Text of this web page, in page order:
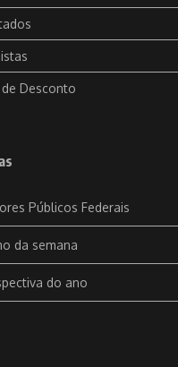
Desconto
Públicos Federais
da semana
do ano